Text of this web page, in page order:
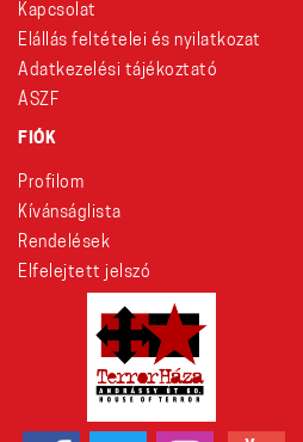
Kapcsolat
Elállás feltételei és nyilatkozat
Adatkezelési tájékoztató
ÁSZF
FIÓK
Profilom
Kívánságlista
Rendelések
Elfelejtett jelszó